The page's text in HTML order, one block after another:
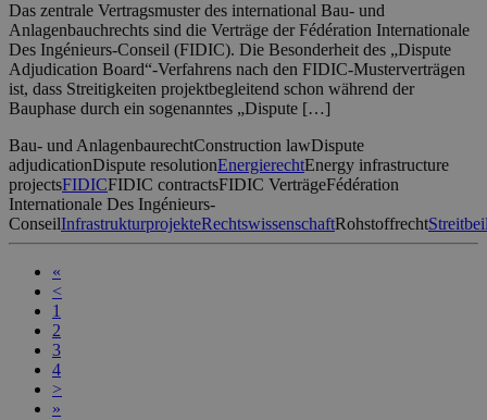
Das zentrale Vertragsmuster des international Bau- und
Anlagenbauchrechts sind die Verträge der Fédération Internationale
Des Ingénieurs-Conseil (FIDIC). Die Besonderheit des „Dispute
Adjudication Board“-Verfahrens nach den FIDIC-Musterverträgen
ist, dass Streitigkeiten projektbegleitend schon während der
Bauphase durch ein sogenanntes „Dispute […]
Bau- und AnlagenbaurechtConstruction lawDispute
adjudicationDispute resolutionEnergierechtEnergy infrastructure
projectsFIDICFIDIC contractsFIDIC VerträgeFédération
Internationale Des Ingénieurs-
ConseilInfrastrukturprojekteRechtswissenschaftRohstoffrecht
«
<
1
2
3
4
>
»